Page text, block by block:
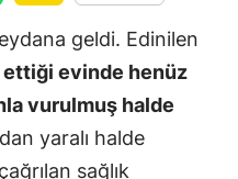
Samsun
Sinop
geldi. Edinilen
ettiği evinde henüz
vurulmuş halde
yaralı halde
sağlık